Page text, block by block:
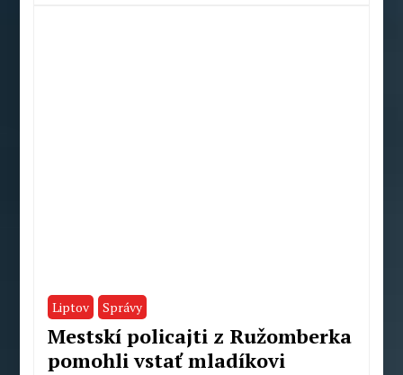
Liptov Správy
Mestskí policajti z Ružomberka
pomohli vstať mladíkovi